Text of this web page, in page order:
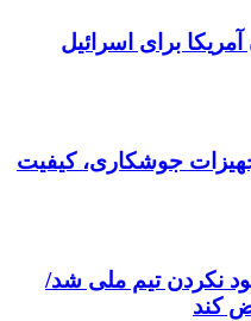
برای اسرائیل
جوشکاری، کیفیت
نکردن تیم ملی شد/
کند